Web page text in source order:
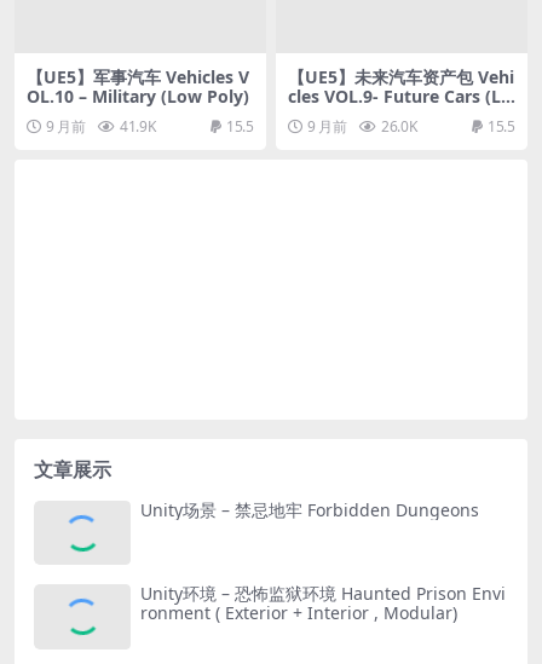
【UE5】军事汽车 Vehicles V
OL.10 – Military (Low Poly)
9 月前 41.9K 15.5
【UE5】未来汽车资产包 Vehi
cles VOL.9- Future Cars (Lo
w Poly)
9 月前 26.0K 15.5
文章展示
Unity场景 – 禁忌地牢 Forbidden Dungeons
Unity环境 – 恐怖监狱环境 Haunted Prison Envi
ronment ( Exterior + Interior , Modular)